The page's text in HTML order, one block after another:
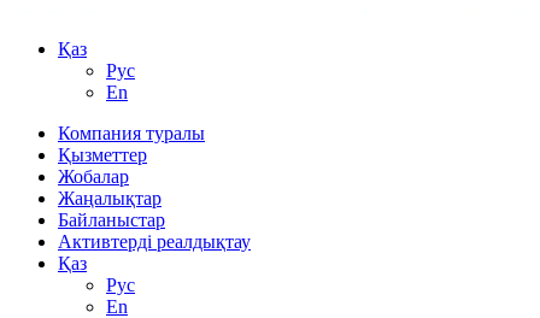
Қаз
Рус
En
Компания туралы
Қызметтер
Жобалар
Жаңалықтар
Байланыстар
Активтерді реалдықтау
Қаз
Рус
En